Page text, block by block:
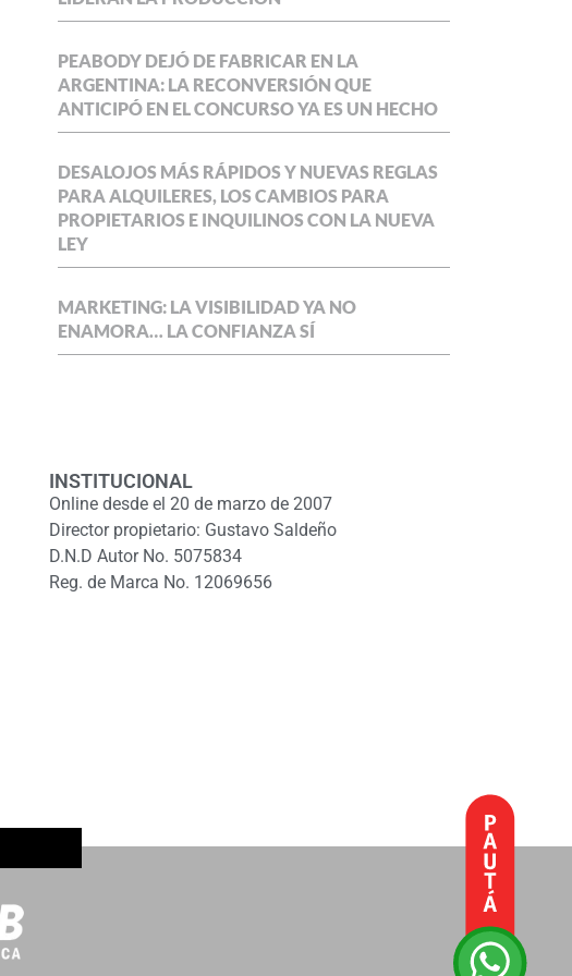
PEABODY DEJÓ DE FABRICAR EN LA
ARGENTINA: LA RECONVERSIÓN QUE
ANTICIPÓ EN EL CONCURSO YA ES UN HECHO
DESALOJOS MÁS RÁPIDOS Y NUEVAS REGLAS
PARA ALQUILERES, LOS CAMBIOS PARA
PROPIETARIOS E INQUILINOS CON LA NUEVA
LEY
MARKETING: LA VISIBILIDAD YA NO
ENAMORA… LA CONFIANZA SÍ
INSTITUCIONAL
Online desde el 20 de marzo de 2007
Director propietario: Gustavo Saldeño
D.N.D Autor No. 5075834
Reg. de Marca No. 12069656